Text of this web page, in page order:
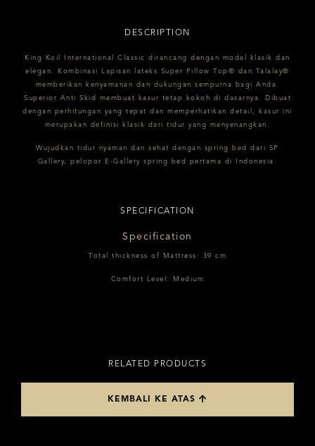
DESCRIPTION
King Koil International Classic dirancang dengan model klasik dan
elegan. Kombinasi Lapisan lateks Super Pillow Top® dan Talalay®
memberikan kenyamanan dan dukungan sempurna bagi Anda.
Superior Anti Skid membuat kasur tetap kokoh di dasarnya. Dibuat
dengan perhitungan yang tepat dan memperhatikan detail, kasur ini
merupakan definisi klasik dari tidur yang menyenangkan.
Wujudkan tidur nyaman dan sehat dengan spring bed dari SP
Gallery, pelopor E-Gallery spring bed pertama di Indonesia.
SPECIFICATION
Specification
Total thickness of Mattress: 39 cm
Comfort Level: Medium
RELATED PRODUCTS
KEMBALI KE ATAS